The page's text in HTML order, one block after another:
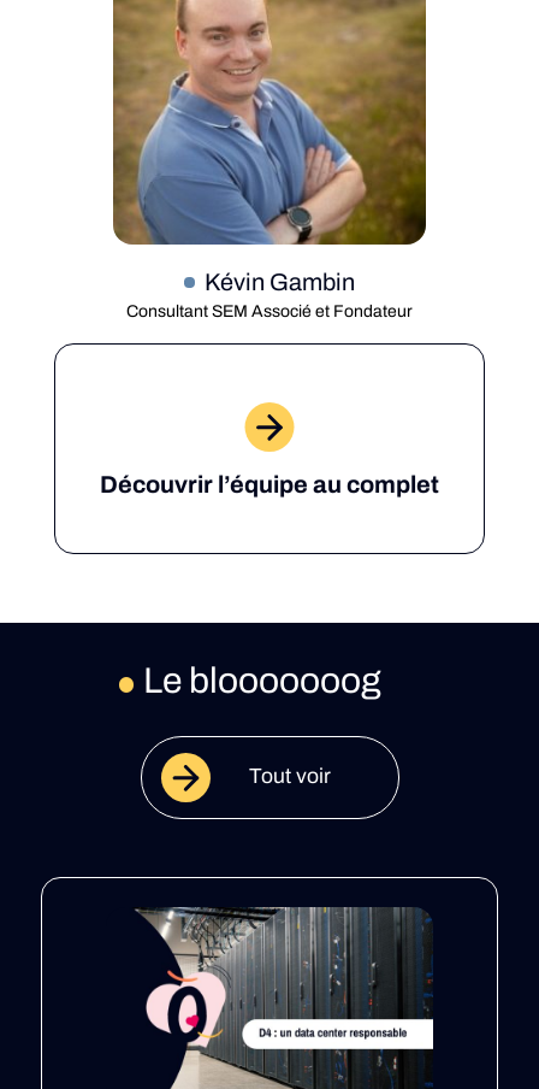
Kévin Gambin
Consultant SEM Associé et Fondateur
Découvrir l’équipe au complet
Le blooooooog
Tout voir